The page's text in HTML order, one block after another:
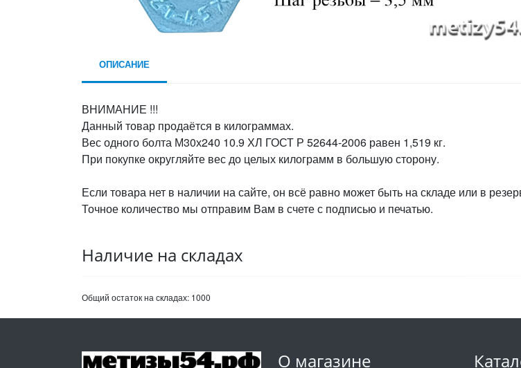
ОПИСАНИЕ
ВНИМАНИЕ !!!
Данный товар продаётся в килограммах.
Вес одного болта М30х240 10.9 ХЛ ГОСТ Р 52644-2006 равен 1,519 кг.
При покупке округляйте вес до целых килограмм в большую сторону.
Если товара нет в наличии на сайте, он всё равно может быть на складе или в
Точное количество мы отправим Вам в счете с подписью и печатью.
Наличие на складах
Общий остаток на складах: 1000
О магазине